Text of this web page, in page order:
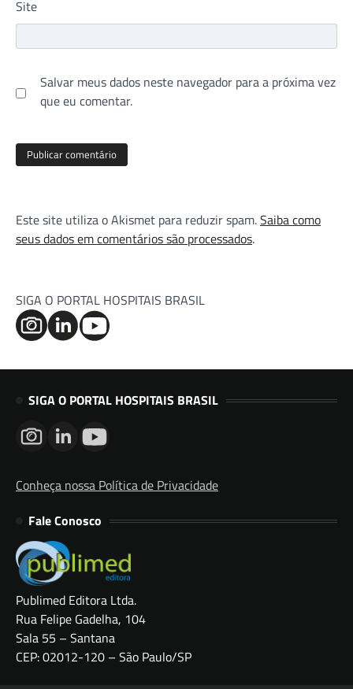
Site
Salvar meus dados neste navegador para a próxima vez
que eu comentar.
Este site utiliza o Akismet para reduzir spam.Saiba como
seus dados em comentários são processados.
SIGA O PORTAL HOSPITAIS BRASIL
SIGA O PORTAL HOSPITAIS BRASIL
Conheça nossa Política de Privacidade
Fale Conosco
Publimed Editora Ltda.
Rua Felipe Gadelha, 104
Sala 55 – Santana
CEP: 02012-120 – São Paulo/SP